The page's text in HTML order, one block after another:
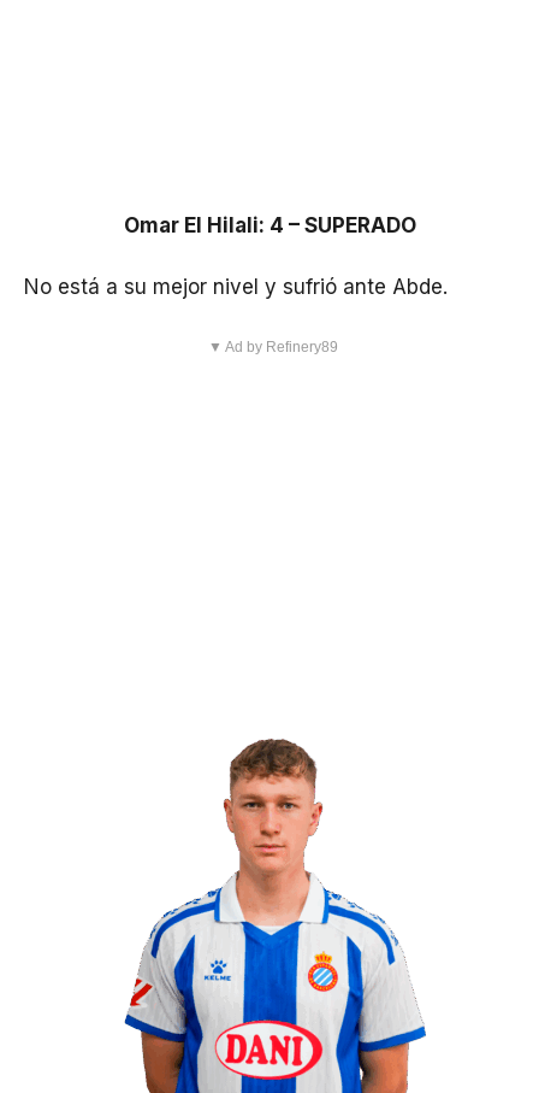
Omar El Hilali: 4 – SUPERADO
No está a su mejor nivel y sufrió ante Abde.
▼ Ad by Refinery89